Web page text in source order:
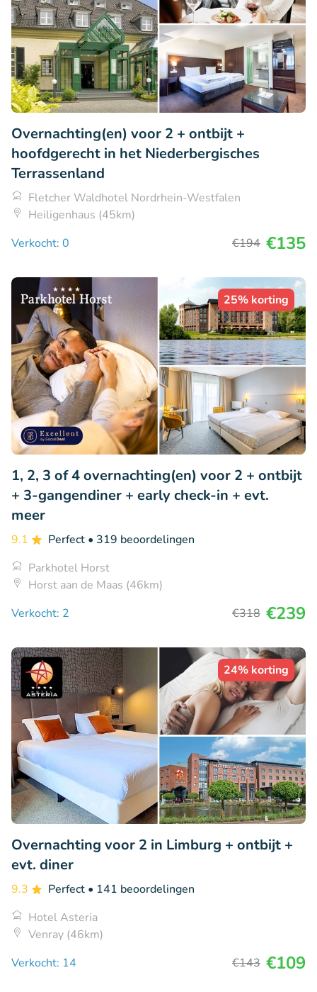
Overnachting(en) voor 2 + ontbijt +
hoofdgerecht in het Niederbergisches
Terrassenland
Fletcher Waldhotel Nordrhein-Westfalen
Heiligenhaus (45km)
Verkocht: 0
€194 €135
25% korting
1, 2, 3 of 4 overnachting(en) voor 2 + ontbijt
+ 3-gangendiner + early check-in + evt.
meer
9.1 Perfect • 319 beoordelingen
Parkhotel Horst
Horst aan de Maas (46km)
Verkocht: 2
€318 €239
24% korting
Overnachting voor 2 in Limburg + ontbijt +
evt. diner
9.3 Perfect • 141 beoordelingen
Hotel Asteria
Venray (46km)
Verkocht: 14
€143 €109